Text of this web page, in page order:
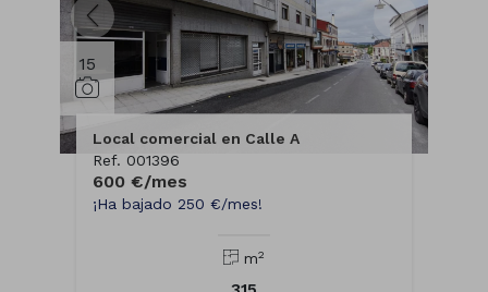
15
Local comercial en Calle A
Ref. 001396
600 €/mes
¡Ha bajado 250 €/mes!
m2